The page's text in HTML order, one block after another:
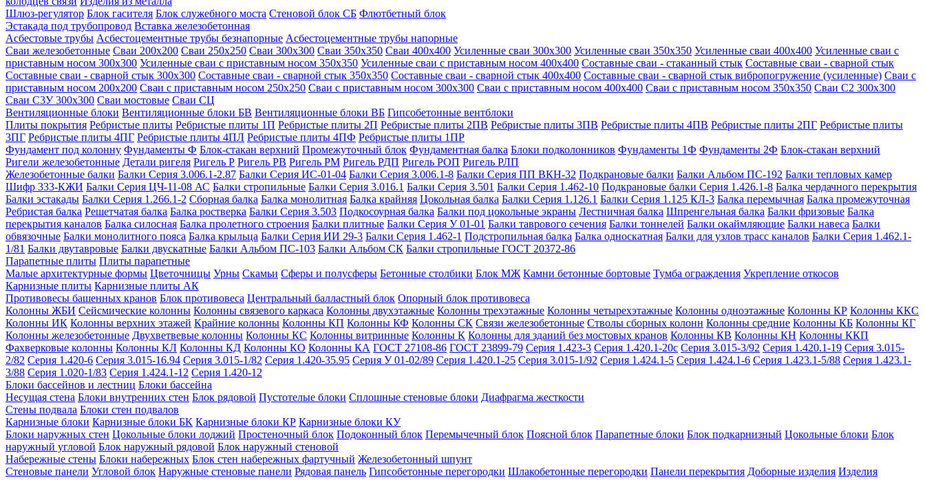
Шлюз-регулятор Блок гасителя Блок служебного моста Стеновой блок СБ Флютбетный блок
Эстакада под трубопровод Вставка железобетонная
Асбестовые трубы Асбестоцементные трубы безнапорные Асбестоцементные трубы напорные
Сваи железобетонные Сваи 200х200 Сваи 250х250 Сваи 300х300 Сваи 350х350 Сваи 400х400 Усиленные сваи 300х300 Усиленные сваи 350х350 Усиленные сваи 400х400 Усиленные сваи с
приставным носом 300х300 Усиленные сваи с приставным носом 350х350 Усиленные сваи с приставным носом 400х400 Составные сваи - стаканный стык Составные сваи - сварной стык
Составные сваи - сварной стык 300х300 Составные сваи - сварной стык 350х350 Составные сваи - сварной стык 400х400 Составные сваи - сварной стык вибропогружение (усиленные) Сваи с
приставным носом 200х200 Сваи с приставным носом 250х250 Сваи с приставным носом 300х300 Сваи с приставным носом 400х400 Сваи с приставным носом 350х350 Сваи С2 300х300
Сваи С3У 300х300 Сваи мостовые Сваи СЦ
Вентиляционные блоки Вентиляционные блоки БВ Вентиляционные блоки ВБ Гипсобетонные вентблоки
Плиты покрытия Ребристые плиты Ребристые плиты 1П Ребристые плиты 2П Ребристые плиты 2ПВ Ребристые плиты 3ПВ Ребристые плиты 4ПВ Ребристые плиты 2ПГ Ребристые плиты
3ПГ Ребристые плиты 4ПГ Ребристые плиты 4ПЛ Ребристые плиты 4ПФ Ребристые плиты 1ПР
Фундамент под колонну Фундаменты Ф Блок-стакан верхний Промежуточный блок Фундаментная балка Блоки подколонников Фундаменты 1Ф Фундаменты 2Ф Блок-стакан верхний
Ригели железобетонные Детали ригеля Ригель Р Ригель РВ Ригель РМ Ригель РДП Ригель РОП Ригель РЛП
Железобетонные балки Балки Серия 3.006.1-2.87 Балки Серия ИС-01-04 Балки Серия 3.006.1-8 Балки Серия ПП ВКН-32 Подкрановые балки Балки Альбом ПС-192 Балки тепловых камер
Шифр 333-КЖИ Балки Серия ЦЧ-11-08 АС Балки стропильные Балки Серия 3.016.1 Балки Серия 3.501 Балки Серия 1.462-10 Подкрановые балки Серия 1.426.1-8 Балка чердачного перекрытия
Балки эстакады Балки Серия 1.266.1-2 Сборная балка Балка монолитная Балка крайняя Цокольная балка Балки Серия 1.126.1 Балки Серия 1.125 КЛ-3 Балка перемычная Балка промежуточная
Ребристая балка Решетчатая балка Балка ростверка Балки Серия 3.503 Подкосоурная балка Балки под цокольные экраны Лестничная балка Шпренгельная балка Балки фризовые Балка
перекрытия каналов Балка силосная Балка пролетного строения Балки плитные Балки Серия У 01-01 Балки таврового сечения Балки тоннелей Балки окаймляющие Балки навеса Балки
обвязочные Балки монолитного пояса Балка крыльца Балки Серия ИИ 29-3 Балки Серия 1.462-1 Подстропильная балка Балка односкатная Балки для узлов трасс каналов Балки Серия 1.462.1-
1/81 Балки двутавровые Балки двускатные Балки Альбом ПС-103 Балки Альбом СК Балки стропильные ГОСТ 20372-86
Парапетные плиты Плиты парапетные
Малые архитектурные формы Цветочницы Урны Скамьи Сферы и полусферы Бетонные столбики Блок МЖ Камни бетонные бортовые Тумба ограждения Укрепление откосов
Карнизные плиты Карнизные плиты АК
Противовесы башенных кранов Блок противовеса Центральный балластный блок Опорный блок противовеса
Колонны ЖБИ Сейсмические колонны Колонны связевого каркаса Колонны двухэтажные Колонны трехэтажные Колонны четырехэтажные Колонны одноэтажные Колонны КР Колонны ККС
Колонны ИК Колонны верхних этажей Крайние колонны Колонны КП Колонны КФ Колонны СК Связи железобетонные Стволы сборных колонн Колонны средние Колонны КБ Колонны КГ
Колонны железобетонные Двухветвевые колонны Колонны КС Колонны витринные Колонны К Колонны для зданий без мостовых кранов Колонны КВ Колонны КН Колонны ККП
Фахверковые колонны Колонны КЛ Колонны КД Колонны КО Колонны КА ГОСТ 27108-86 ГОСТ 23899-79 Серия 1.423-3 Серия 1.420.1-20с Серия 3.015-3/92 Серия 1.420.1-19 Серия 3.015-
2/82 Серия 1.420-6 Серия 3.015-16.94 Серия 3.015-1/82 Серия 1.420-35.95 Серия У 01-02/89 Серия 1.420.1-25 Серия 3.015-1/92 Серия 1.424.1-5 Серия 1.424.1-6 Серия 1.423.1-5/88 Серия 1.423.1-
3/88 Серия 1.020-1/83 Серия 1.424.1-12 Серия 1.420-12
Блоки бассейнов и лестниц Блоки бассейна
Несущая стена Блоки внутренних стен Блок рядовой Пустотелые блоки Сплошные стеновые блоки Диафрагма жесткости
Стены подвала Блоки стен подвалов
Карнизные блоки Карнизные блоки БК Карнизные блоки КР Карнизные блоки КУ
Блоки наружных стен Цокольные блоки лоджий Простеночный блок Подоконный блок Перемычечный блок Поясной блок Парапетные блоки Блок подкарнизный Цокольные блоки Блок
наружный угловой Блок наружный рядовой Блок наружный стеновой
Набережные стены Блоки набережных Блок стен набережных фартучный Железобетонный шпунт
Стеновые панели Угловой блок Наружные стеновые панели Рядовая панель Гипсобетонные перегородки Шлакобетонные перегородки Панели перекрытия Доборные изделия Изделия